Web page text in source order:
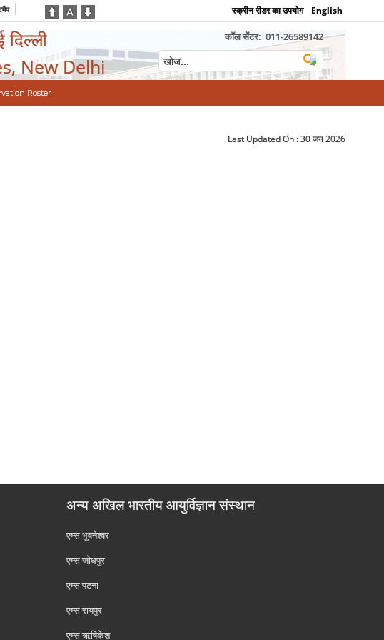
स्क्रीन रीडर का उपयोग English
New Delhi
कॉल सेंटर: 011-26589142
Roster
Last Updated On :30 जन 2026
अन्य अखिल भारतीय आयुर्विज्ञान संस्थान
एम्‍स भुवनेश्वर
एम्‍स जोधपुर
एम्‍स पटना
एम्‍स रायपुर
एम्‍स ऋषिकेश